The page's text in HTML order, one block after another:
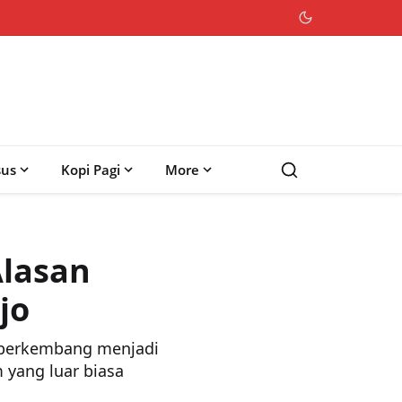
Kopi Pagi More
menjadi
yang luar biasa